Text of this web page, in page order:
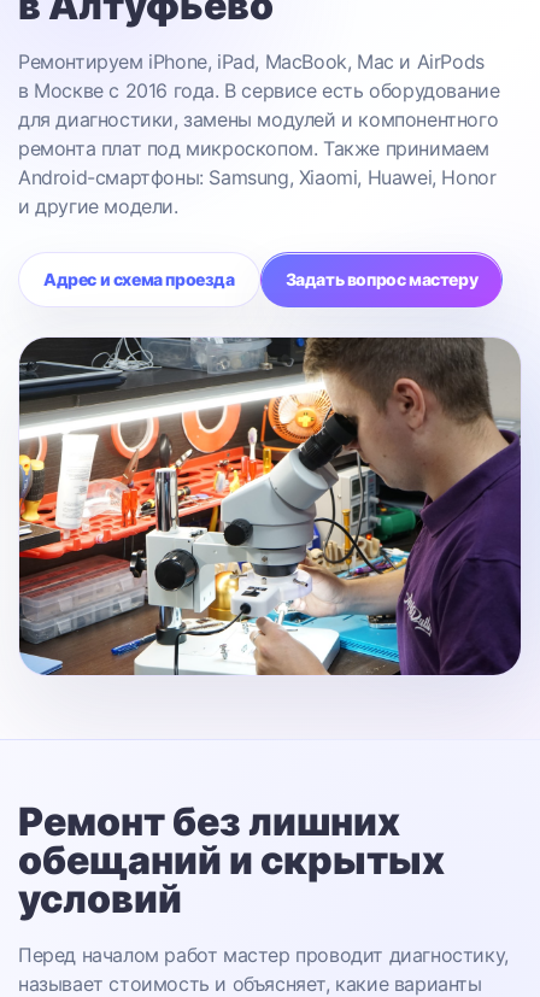
Ремонтируем iPhone, iPad, MacBook, Mac и AirPods
в Москве с 2016 года. В сервисе есть оборудование
для диагностики, замены модулей и компонентного
ремонта плат под микроскопом. Также принимаем
Android-смартфоны: Samsung, Xiaomi, Huawei, Honor
и другие модели.
Адрес и схема проезда Задать вопрос мастеру
Ремонт без лишних
обещаний и скрытых
условий
Перед началом работ мастер проводит диагностику,
называет стоимость и объясняет, какие варианты